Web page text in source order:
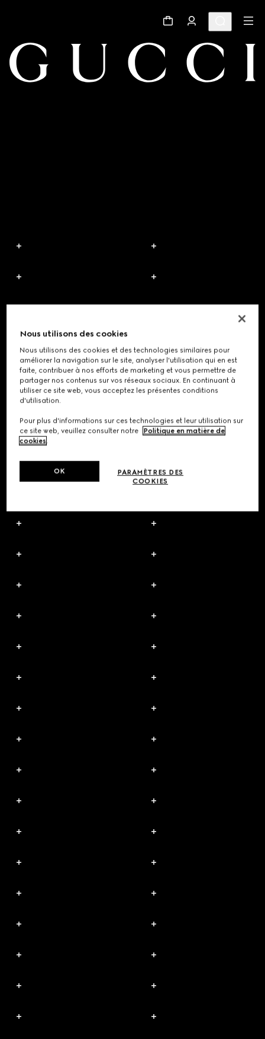
Nous utilisons des cookies
Nous utilisons des cookies et des technologies similaires pour
améliorer la navigation sur le site, analyser l'utilisation qui en est
faite, contribuer à nos efforts de marketing et vous permettre de
partager nos contenus sur vos réseaux sociaux. En continuant à
utiliser ce site web, vous acceptez les présentes conditions
d'utilisation.
Pour plus d'informations sur ces technologies et leur utilisation sur
ce site web, veuillez consulter notre
Politique en matière de
cookies.
PARAMÈTRES DES
COOKIES
OK